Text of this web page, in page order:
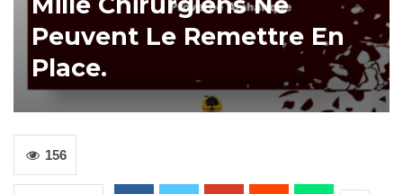
Peuvent Le Remettre En
Place.
156